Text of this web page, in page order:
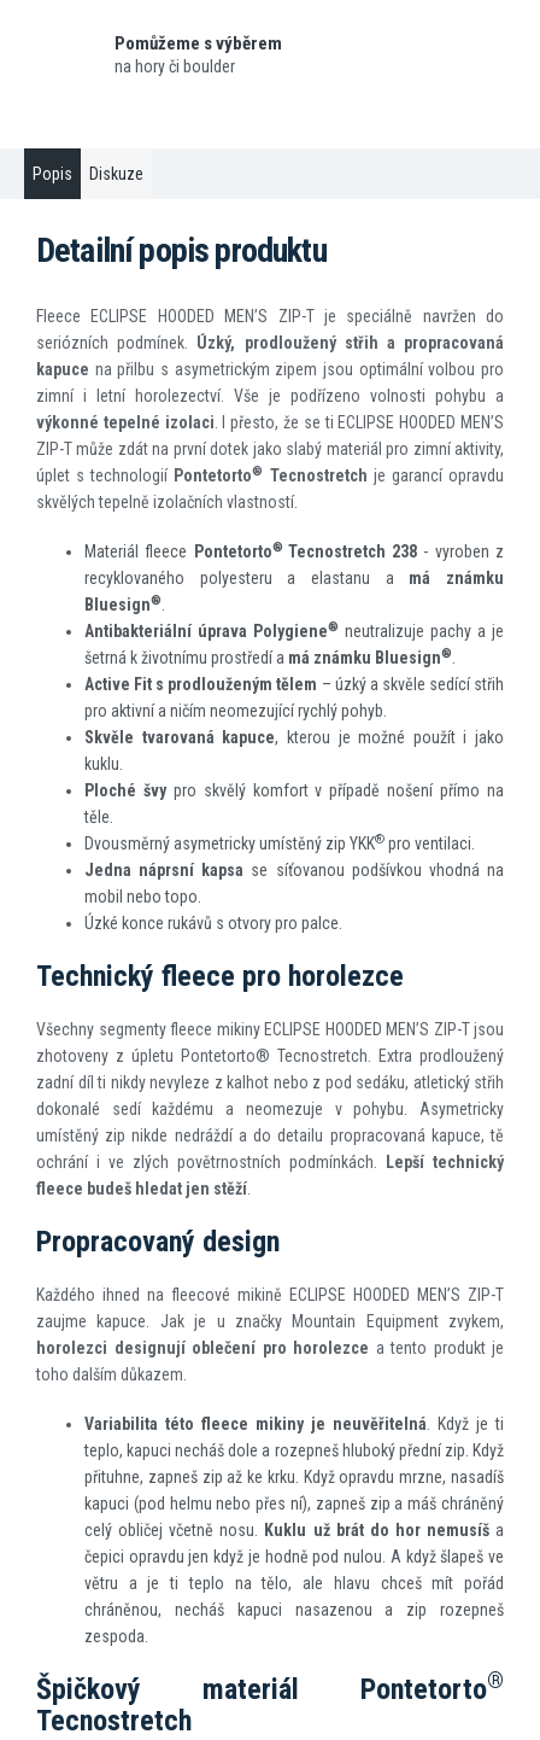
Pomůžeme s výběrem
na hory či boulder
Popis Diskuze
Detailní popis produktu
Fleece ECLIPSE HOODED MEN’S ZIP-T je speciálně navržen do
seriózních podmínek. Úzký, prodloužený střih a propracovaná
kapuce na přilbu s asymetrickým zipem jsou optimální volbou pro
zimní i letní horolezectví. Vše je podřízeno volnosti pohybu a
výkonné tepelné izolaci. I přesto, že se ti ECLIPSE HOODED MEN’S
ZIP-T může zdát na první dotek jako slabý materiál pro zimní aktivity,
úplet s technologií Pontetorto® Tecnostretch je garancí opravdu
skvělých tepelně izolačních vlastností.
Materiál fleece Pontetorto® Tecnostretch 238 - vyroben z
recyklovaného polyesteru a elastanu a má známku
Bluesign®.
Antibakteriální úprava Polygiene® neutralizuje pachy a je
šetrná k životnímu prostředí a má známku Bluesign®.
Active Fit s prodlouženým tělem – úzký a skvěle sedící střih
pro aktivní a ničím neomezující rychlý pohyb.
Skvěle tvarovaná kapuce, kterou je možné použít i jako
kuklu.
Ploché švypro skvělý komfort v případě nošení přímo na
těle.
Dvousměrný asymetricky umístěný zip YKK® pro ventilaci.
Jedna náprsní kapsa se síťovanou podšívkou vhodná na
mobil nebo topo.
Úzké konce rukávů s otvory pro palce.
Technický fleece pro horolezce
Všechny segmenty fleece mikiny ECLIPSE HOODED MEN’S ZIP-T jsou
zhotoveny z úpletu Pontetorto® Tecnostretch. Extra prodloužený
zadní díl ti nikdy nevyleze z kalhot nebo z pod sedáku, atletický střih
dokonalé sedí každému a neomezuje v pohybu. Asymetricky
umístěný zip nikde nedráždí a do detailu propracovaná kapuce, tě
ochrání i ve zlých povětrnostních podmínkách.
Lepší technický
fleece budeš hledat jen stěží.
Propracovaný design
Každého ihned na fleecové mikině ECLIPSE HOODED MEN’S ZIP-T
zaujme kapuce. Jak je u značky Mountain Equipment zvykem,
horolezci designují oblečení pro horolezce a tento produkt je
toho dalším důkazem.
Variabilita této fleece mikiny je neuvěřitelná . Když je ti
teplo, kapuci necháš dole a rozepneš hluboký přední zip. Když
přituhne, zapneš zip až ke krku. Když opravdu mrzne, nasadíš
kapuci (pod helmu nebo přes ní), zapneš zip a máš chráněný
celý obličej včetně nosu.
Kuklu už brát do hor nemusíša
čepici opravdu jen když je hodně pod nulou. A když šlapeš ve
větru a je ti teplo na tělo, ale hlavu chceš mít pořád
chráněnou, necháš kapuci nasazenou a zip rozepneš
zespoda.
Špičkový materiál Pontetorto®
Tecnostretch